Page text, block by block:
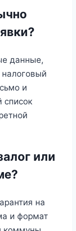
данные,
и
список
или
на
и формат